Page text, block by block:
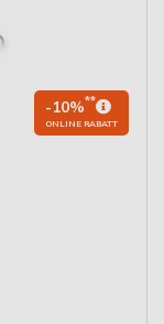
-10%**
ONLINE RABATT